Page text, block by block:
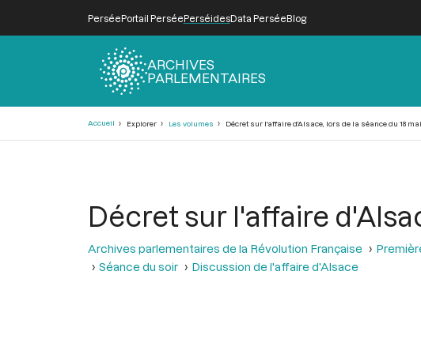
PerséePortail PerséePerséidesData PerséeBlog
ARCHIVES
PARLEMENTAIRES
Accueil Explorer Les volumes Décret sur l'affaire d'Alsace, lors de la séance du 18 mai
Décret sur l'affaire
Archives parlementaires de la Révolution Française
Séance du soir
Discussion de l'affaire d'Alsace